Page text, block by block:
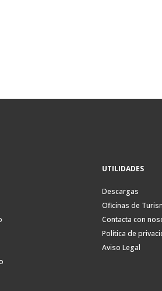
UTILIDADES
Descargas
Oficinas de
Contacta con
Política de
Aviso Legal